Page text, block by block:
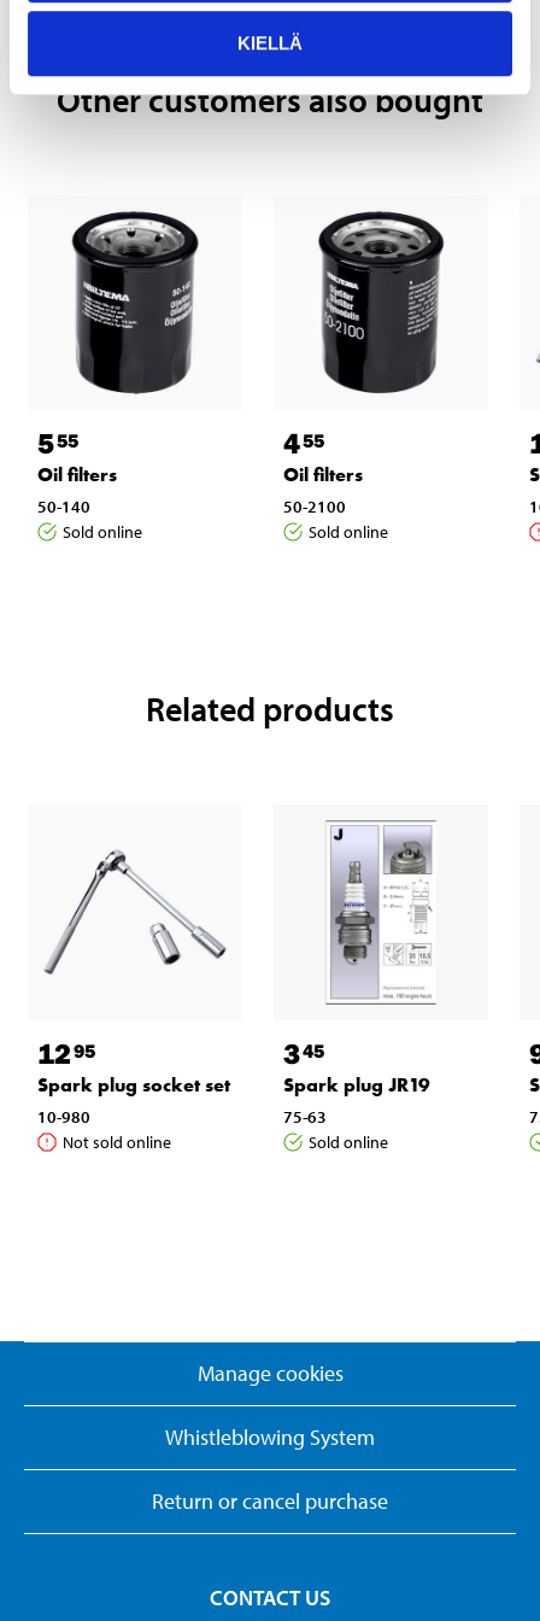
KIELLÄ
Other customers also bought
555
Oil filters
50-140
Sold online
455
Oil filters
50-2100
Sold online
Related products
1295
Spark plug socket set
10-980
Not sold online
345
Spark plug JR19
75-63
Sold online
Manage cookies
Whistleblowing System
Return or cancel purchase
CONTACT US